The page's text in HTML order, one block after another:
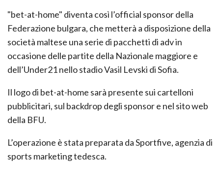
"bet-at-home" diventa così l’official sponsor della
Federazione bulgara, che metterà a disposizione della
società maltese una serie di pacchetti di adv in
occasione delle partite della Nazionale maggiore e
dell’Under21 nello stadio Vasil Levski di Sofia.
Il logo di bet-at-home sarà presente sui cartelloni
pubblicitari, sul backdrop degli sponsor e nel sito web
della BFU.
L’operazione è stata preparata da Sportfive, agenzia di
sports marketing tedesca.